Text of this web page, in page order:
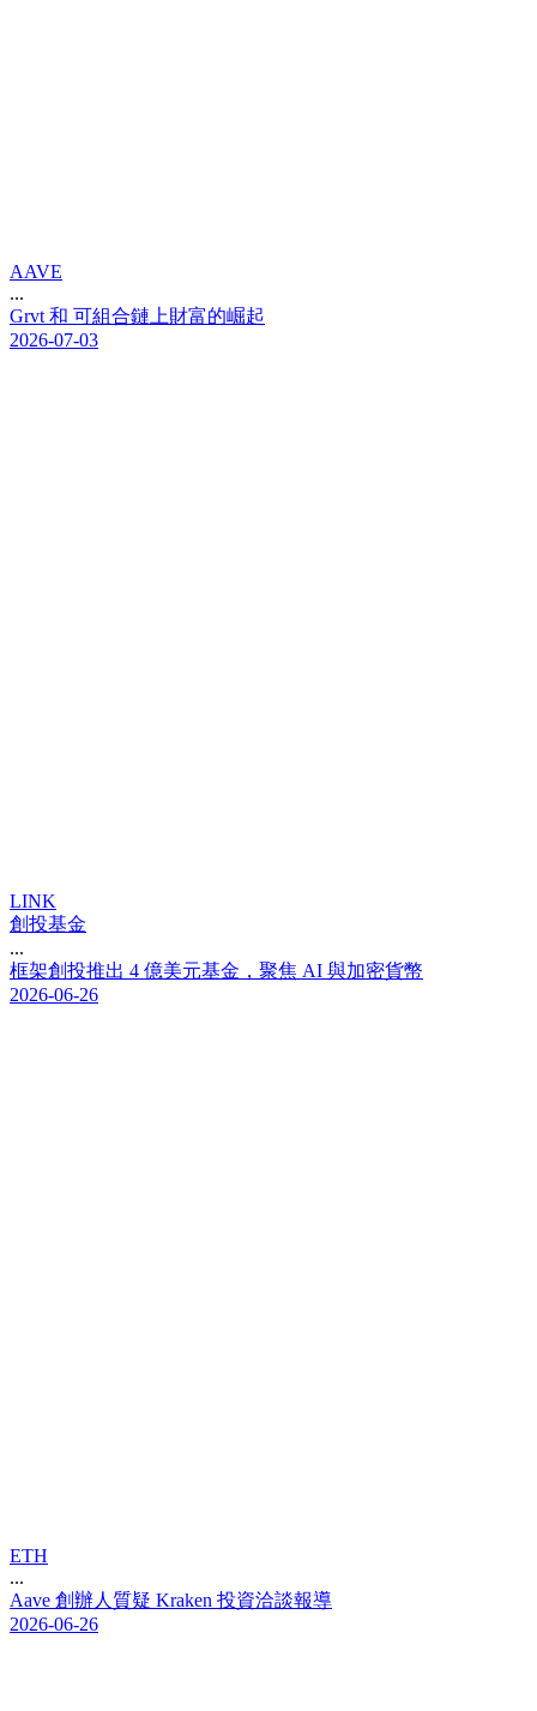
AAVE
...
Grvt 和 可組合鏈 上財富的崛起
2026-07-03
LINK
創投基金
...
框架創投推出 4 億美元基金 ， 聚焦 AI 與加密貨幣
2026-06-26
ETH
...
Aave 創辦人 質疑 Kraken 投資洽談報導
2026-06-26